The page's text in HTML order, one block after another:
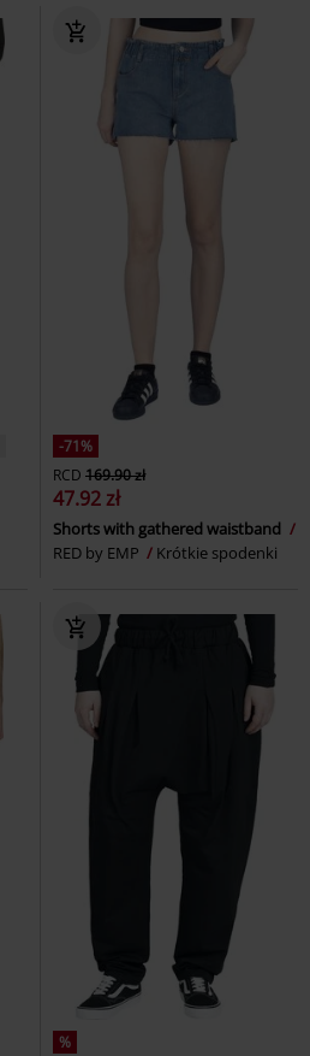
-71%
RCD 169.90 zł
47.92 zł
Shorts with gathered waistband
RED by EMP
Krótkie spodenki
%